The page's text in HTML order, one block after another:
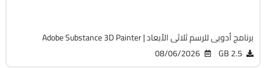
برنامج أدوبى للرسم ثلاثى الأبعاد | Adobe Substance 3D Painter
2.5 GB
08/06/2026